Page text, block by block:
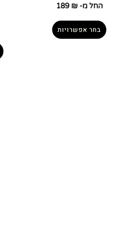
החל מ- 189 ₪
בחר אפשרויות